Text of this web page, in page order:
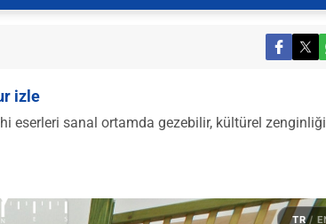
izle
eserleri sanal ortamda gezebilir, kültürel zenginliği